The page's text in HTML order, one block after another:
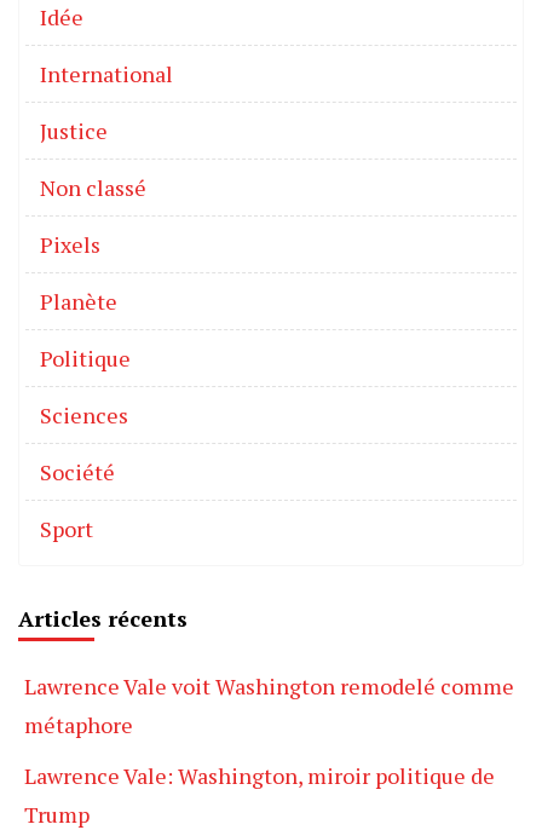
Idée
International
Justice
Non classé
Pixels
Planète
Politique
Sciences
Société
Sport
Articles récents
Lawrence Vale voit Washington remodelé comme
métaphore
Lawrence Vale: Washington, miroir politique de
Trump